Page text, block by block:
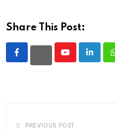
Share This Post:
Youtube
PREVIOUS POST